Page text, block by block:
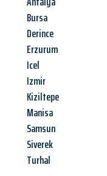
Bursa
Derince
Erzurum
Icel
Izmir
Kiziltepe
Manisa
Samsun
Siverek
Turhal